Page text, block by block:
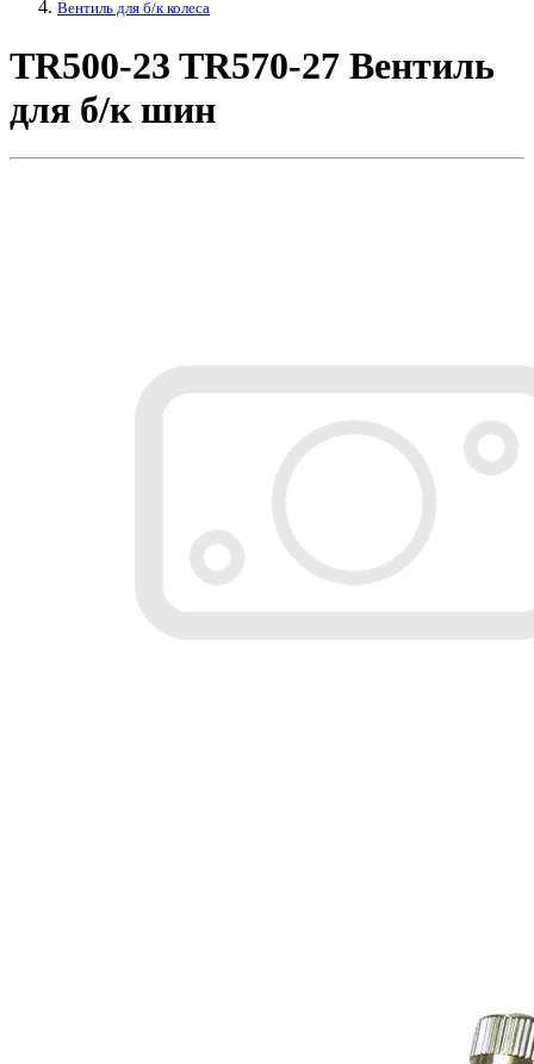
Вентиль для б/к колеса
TR500-23 TR570-27 Вентиль
для б/к шин